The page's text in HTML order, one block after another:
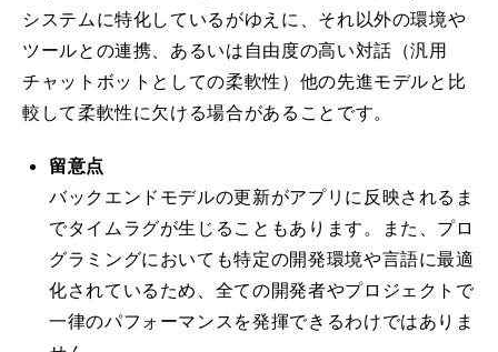
システムに特化しているがゆえに、それ以外の環境や
ツールとの連携、あるいは自由度の高い対話（汎用
チャットボットとしての柔軟性）他の先進モデルと比
較して柔軟性に欠ける場合があることです。
留意点
バックエンドモデルの更新がアプリに反映されるま
でタイムラグが生じることもあります。また、プロ
グラミングにおいても特定の開発環境や言語に最適
化されているため、全ての開発者やプロジェクトで
一律のパフォーマンスを発揮できるわけではありま